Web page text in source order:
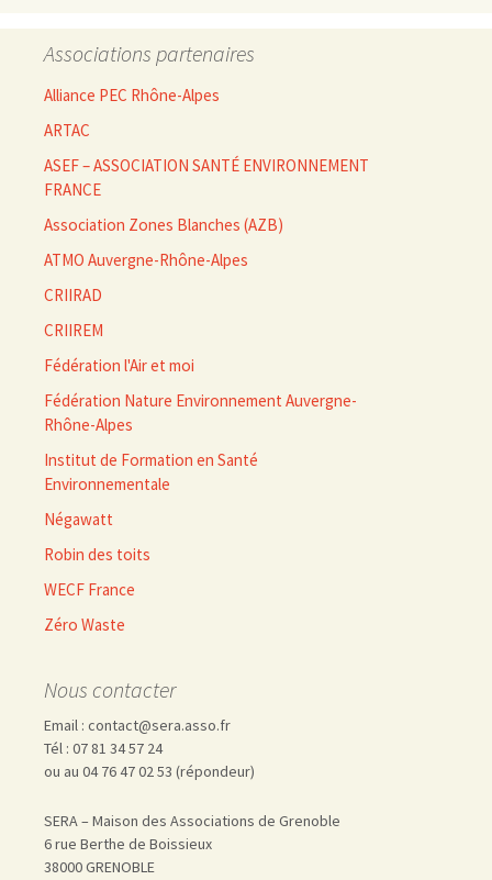
Associations partenaires
Alliance PEC Rhône-Alpes
ARTAC
ASEF – ASSOCIATION SANTÉ ENVIRONNEMENT
FRANCE
Association Zones Blanches (AZB)
ATMO Auvergne-Rhône-Alpes
CRIIRAD
CRIIREM
Fédération l'Air et moi
Fédération Nature Environnement Auvergne-
Rhône-Alpes
Institut de Formation en Santé
Environnementale
Négawatt
Robin des toits
WECF France
Zéro Waste
Nous contacter
Email : contact@sera.asso.fr
Tél : 07 81 34 57 24
ou au 04 76 47 02 53 (répondeur)
SERA – Maison des Associations de Grenoble
6 rue Berthe de Boissieux
38000 GRENOBLE